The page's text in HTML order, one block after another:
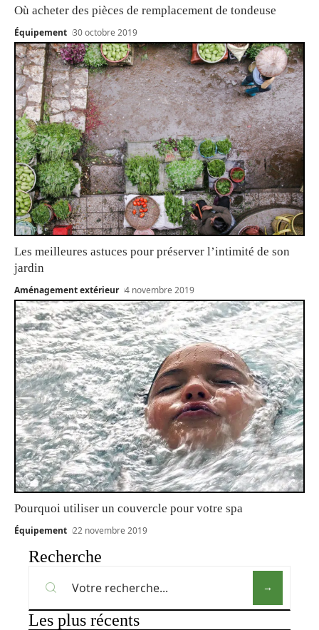
Où acheter des pièces de remplacement de tondeuse
Équipement 30 octobre 2019
Les meilleures astuces pour préserver l’intimité de son
jardin
Aménagement extérieur 4 novembre 2019
Pourquoi utiliser un couvercle pour votre spa
Équipement 22 novembre 2019
Recherche
Les plus récents